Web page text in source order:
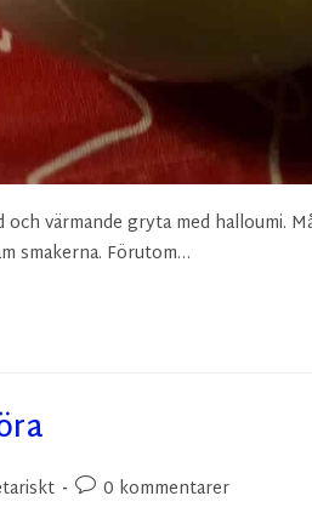
värmande gryta med halloumi.
smakerna. Förutom…
0 kommentarer